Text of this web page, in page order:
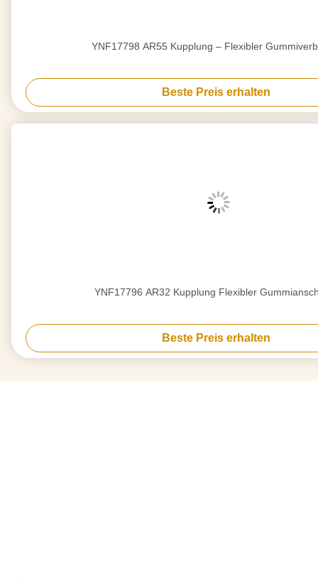
YNF17798 AR55 Kupplung – Flexibler
Beste Preis erhalten
YNF17796 AR32 Kupplung Flexibler
Beste Preis erhalten